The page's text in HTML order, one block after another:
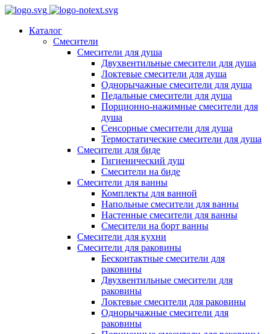
Каталог
Смесители
Смесители для душа
Двухвентильные смесители для душа
Локтевые смесители для душа
Однорычажные смесители для душа
Педальные смесители для душа
Порционно-нажимные смесители для
душа
Сенсорные смесители для душа
Термостатические смесители для душа
Смесители для биде
Гигиенический душ
Смесители на биде
Смесители для ванны
Комплекты для ванной
Напольные смесители для ванны
Настенные смесители для ванны
Смесители на борт ванны
Смесители для кухни
Смесители для раковины
Бесконтактные смесители для
раковины
Двухвентильные смесители для
раковины
Локтевые смесители для раковины
Однорычажные смесители для
раковины